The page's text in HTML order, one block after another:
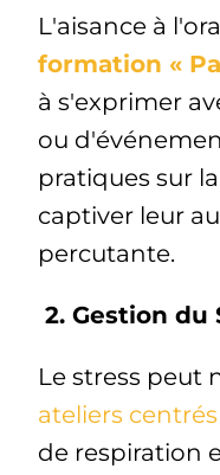
L'aisance à
formation «
à s'exprimer
ou
pratiques sur
captiver leur
percutante.
2. Gestion du
Le stress peut
ateliers
de respiration